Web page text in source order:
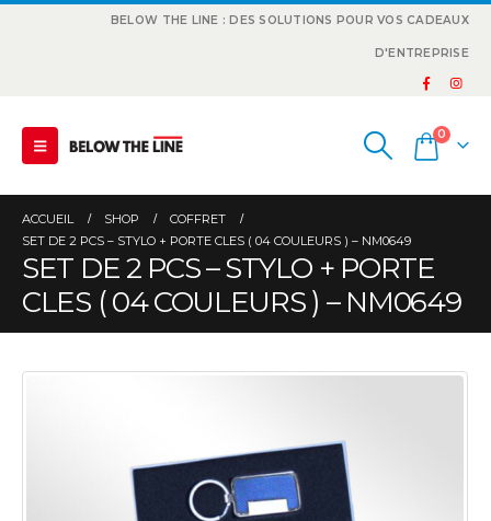
BELOW THE LINE : DES SOLUTIONS POUR VOS CADEAUX
D'ENTREPRISE
0
ACCUEIL SHOP
COFFRET
SET DE 2 PCS – STYLO + PORTE CLES ( 04 COULEURS ) – NM0649
SET DE 2 PCS – STYLO + PORTE
CLES ( 04 COULEURS ) – NM0649